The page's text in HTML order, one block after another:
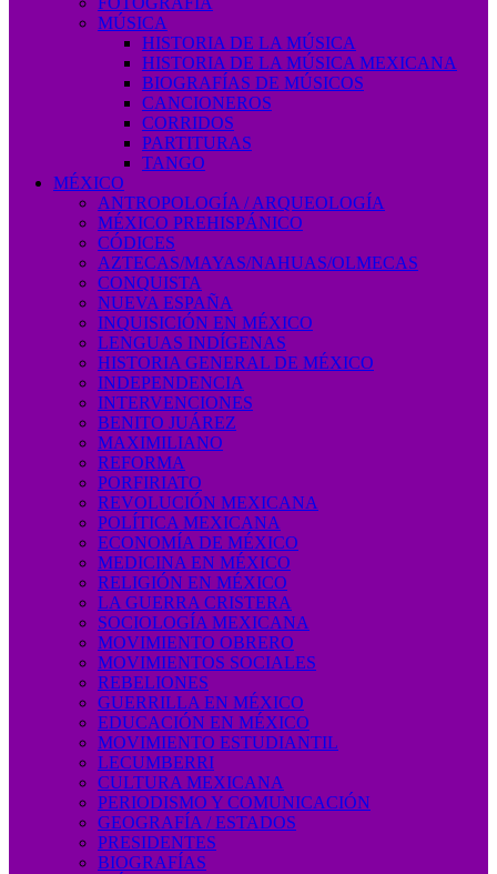
MÚSICA
HISTORIA DE LA MÚSICA
HISTORIA DE LA MÚSICA MEXICANA
BIOGRAFÍAS DE MÚSICOS
CANCIONEROS
CORRIDOS
PARTITURAS
TANGO
MÉXICO
ANTROPOLOGÍA / ARQUEOLOGÍA
MÉXICO PREHISPÁNICO
CÓDICES
AZTECAS/MAYAS/NAHUAS/OLMECAS
CONQUISTA
NUEVA ESPAÑA
INQUISICIÓN EN MÉXICO
LENGUAS INDÍGENAS
HISTORIA GENERAL DE MÉXICO
INDEPENDENCIA
INTERVENCIONES
BENITO JUÁREZ
MAXIMILIANO
REFORMA
PORFIRIATO
REVOLUCIÓN MEXICANA
POLÍTICA MEXICANA
ECONOMÍA DE MÉXICO
MEDICINA EN MÉXICO
RELIGIÓN EN MÉXICO
LA GUERRA CRISTERA
SOCIOLOGÍA MEXICANA
MOVIMIENTO OBRERO
MOVIMIENTOS SOCIALES
REBELIONES
GUERRILLA EN MÉXICO
EDUCACIÓN EN MÉXICO
MOVIMIENTO ESTUDIANTIL
LECUMBERRI
CULTURA MEXICANA
PERIODISMO Y COMUNICACIÓN
GEOGRAFÍA / ESTADOS
PRESIDENTES
BIOGRAFÍAS